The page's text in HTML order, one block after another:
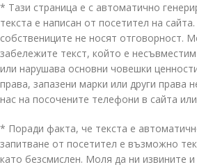
* Тази страница е с автоматично
текста е написан от посетител на
собствениците не носят отговорност.
забележите текст, който е
или нарушава основни човешки
права, запазени марки или други права
нас на посочените телефони в сайта
* Поради факта, че текста е
запитване от посетител е възможно
като безсмислен. Моля да ни извините и